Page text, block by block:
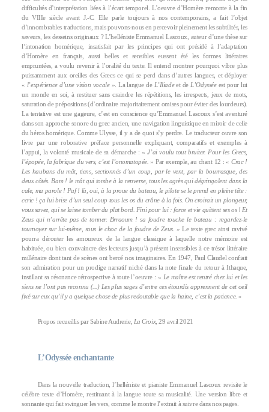
difficultés d’interprétation liées à l’écart temporel. L’oeuvre d’Homère remonte à la fin
du VIIIe siècle avant J.-C. Elle parle toujours à nos contemporains, a fait l’objet
d’innombrables traductions, mais pouvons-nous en percevoir pleinement les subtilités, les
saveurs, les desseins originaux ? L’helléniste Emmanuel Lascoux, auteur d’une thèse sur
l’intonation homérique, insatisfait par les principes qui ont présidé à l’adaptation
d’Homère en français, aussi belles et sensibles eussent été les formes littéraires
empruntées, a voulu revenir à l’oralité du texte. Il entend montrer pourquoi vibre plus
puissamment aux oreilles des Grecs ce qui se perd dans d’autres langues, et déployer
« l’expérience d’une vision vocale». La langue de L’Iliadeet de L’Odysséeest pour lui
un monde en soi, à restituer sans craindre les répétitions, les irrespects, jeux de mots,
saturation de prépositions (d’ordinaire majoritairement omises pour éviter des lourdeurs).
La tentative est une gageure, c’est en conscience qu’Emmanuel Lascoux s’est aventuré
dans son approche sonore du grec ancien, une navigation linguistique en miroir de celle
du héros homérique. Comme Ulysse, il y a de quoi s’y perdre. Le traducteur ouvre son
livre par une roborative préface personnelle expliquant, comparatifs et exemples à
l’appui, la volonté musicale de sa démarche : «J’ai voulu tout bruiter. Pour les Grecs,
l’épopée, la fabrique du vers, c’est l’onomatopée. » Par exemple, au chant 12 : «Crac !
Les haubans du mât, tiens, sectionnés d’un coup, par le vent, par la bourrasque, des
deux côtés. Bam ! le mât qui tombe à la renverse, tous les agrès qui dégringolent dans la
cale, ma parole ! Paf ! là, oui, à la proue du bateau, le pilote se le prend en pleine tête :
ccric ! ça lui brise d’un seul coup tous les os du crâne à la fois. On croirait un plongeur,
vous savez, qui se laisse tomber du plat bord. Fini pour lui : force et vie quittent ses os ! Et
Zeus qui n’arrête pas de tonner. Brraoum ! sa foudre touche le bateau : regardez-le
tournoyer sur lui-même, sous le choc de la foudre de Zeus. » Le texte grec ainsi ravivé
pourra dérouter les amoureux de la langue classique à laquelle notre mémoire est
habituée, ou bien convaincre des lecteurs jusqu’à présent insensibles à ce trésor littéraire
millénaire dont tant de scènes ont bercé nos imaginaires. En 1947, Paul Claudel confiait
son admiration pour un prodige narratif niché dans la note finale du retour à Ithaque,
instillant sa résonance rétrospective à toute l’oeuvre : « Le maître est rentré chez lui et les
siens ne l’ont pas reconnu (...) Les plus sages d’entre ces étourdis apprennent de cet oeil
fixé sur eux qu’il y a quelque chose de plus redoutable que la haine, c’est la patience. »
Propos recueillis par Sabine Audrerie, La Croix, 29 avril 2021
L’Odyssée enchantante
Dans la nouvelle traduction, l’helléniste et pianiste Emmanuel Lascoux revisite le
célèbre texte d’Homère, restituant à la langue toute sa musicalité. Une version libre et
sonnante qui fait swinguer les vers, comme le montre l’extrait à suivre dans nos pages.